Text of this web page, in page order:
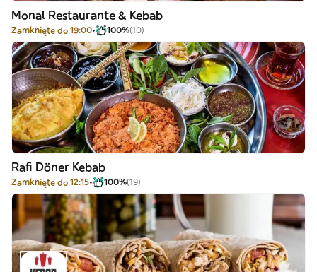
Monal Restaurante & Kebab
Zamknięte do 19:00 100%(10)
Rafi Döner Kebab
Zamknięte do 12:15 100%(19)